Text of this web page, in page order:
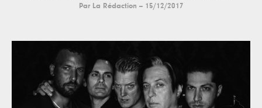
Par La Rédaction -- 15/12/2017